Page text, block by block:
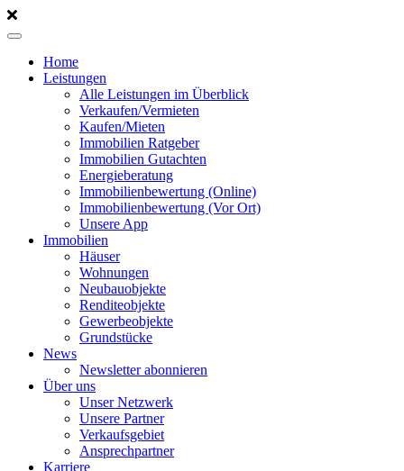
Home
Leistungen
Alle Leistungen im Überblick
Verkaufen/Vermieten
Kaufen/Mieten
Immobilien Ratgeber
Immobilien Gutachten
Energieberatung
Immobilienbewertung (Online)
Immobilienbewertung (Vor Ort)
Unsere App
Immobilien
Häuser
Wohnungen
Neubauobjekte
Renditeobjekte
Gewerbeobjekte
Grundstücke
News
Newsletter abonnieren
Über uns
Unser Netzwerk
Unsere Partner
Verkaufsgebiet
Ansprechpartner
Karriere